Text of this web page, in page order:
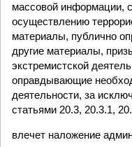
массовой информации,
осуществлению
материалы, публично
другие материалы,
экстремистской
оправдывающие
деятельности, за
статьями 20.3, 20.3.1,
влечет наложение